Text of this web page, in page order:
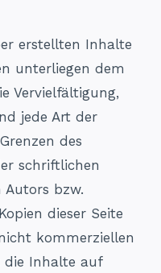
erstellten Inhalte
unterliegen dem
Vervielfältigung,
jede Art der
des
schriftlichen
Autors bzw.
dieser Seite
kommerziellen
die Inhalte auf